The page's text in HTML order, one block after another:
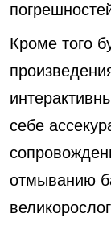
Кроме того
себе
отмыванию